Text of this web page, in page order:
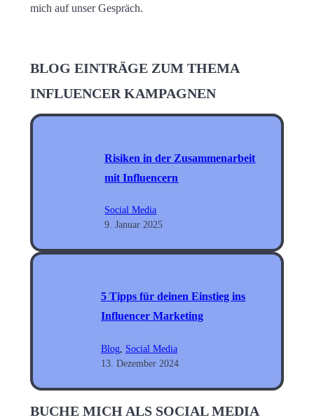
mich auf unser Gespräch.
BLOG EINTRÄGE ZUM THEMA
INFLUENCER KAMPAGNEN
Risiken in der Zusammenarbeit
mit Influencern
Social Media
9. Januar 2025
5 Tipps für deinen Einstieg ins
Influencer Marketing
Blog Social Media
13. Dezember 2024
BUCHE MICH ALS SOCIAL MEDIA